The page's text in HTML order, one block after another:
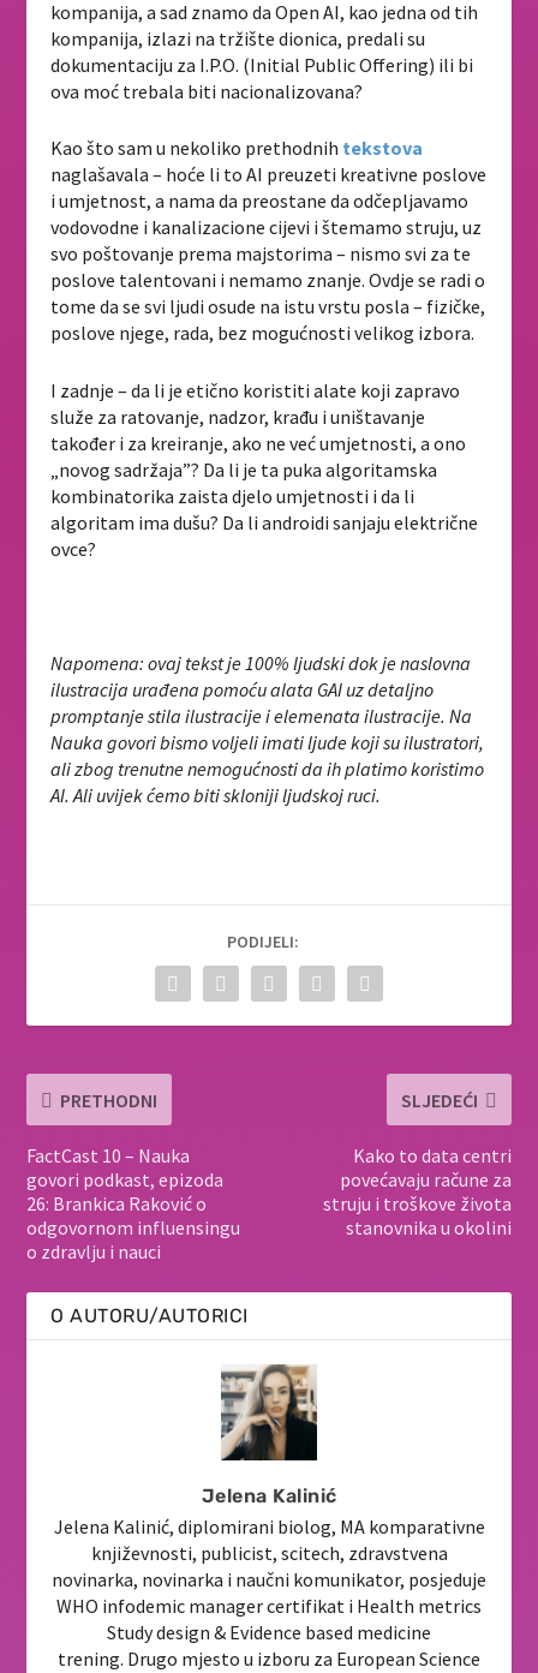
kompanija, a sad znamo da Open AI, kao jedna od tih
kompanija, izlazi na tržište dionica, predali su
dokumentaciju za I.P.O. (Initial Public Offering) ili bi
ova moć trebala biti nacionalizovana?
Kao što sam u nekoliko prethodnih tekstova
naglašavala – hoće li to AI preuzeti kreativne poslove
i umjetnost, a nama da preostane da odčepljavamo
vodovodne i kanalizacione cijevi i štemamo struju, uz
svo poštovanje prema majstorima – nismo svi za te
poslove talentovani i nemamo znanje. Ovdje se radi o
tome da se svi ljudi osude na istu vrstu posla – fizičke,
poslove njege, rada, bez mogućnosti velikog izbora.
I zadnje – da li je etično koristiti alate koji zapravo
služe za ratovanje, nadzor, krađu i uništavanje
također i za kreiranje, ako ne već umjetnosti, a ono
„novog sadržaja”? Da li je ta puka algoritamska
kombinatorika zaista djelo umjetnosti i da li
algoritam ima dušu? Da li androidi sanjaju električne
ovce?
Napomena: ovaj tekst je 100% ljudski dok je naslovna
ilustracija urađena pomoću alata GAI uz detaljno
promptanje stila ilustracije i elemenata ilustracije. Na
Nauka govori bismo voljeli imati ljude koji su ilustratori,
ali zbog trenutne nemogućnosti da ih platimo koristimo
AI. Ali uvijek ćemo biti skloniji ljudskoj ruci.
PODIJELI:
PRETHODNI
FactCast 10 – Nauka
govori podkast, epizoda
26: Brankica Raković o
odgovornom influensingu
o zdravlju i nauci
SLJEDEĆI
Kako to data centri
povećavaju račune za
struju i troškove života
stanovnika u okolini
O AUTORU/AUTORICI
Jelena Kalinić
Jelena Kalinić, diplomirani biolog, MA komparativne
književnosti, publicist, scitech, zdravstvena
novinarka, novinarka i naučni komunikator, posjeduje
WHO infodemic manager certifikat i Health metrics
Study design & Evidence based medicine
trening. Drugo mjesto u izboru za European Science